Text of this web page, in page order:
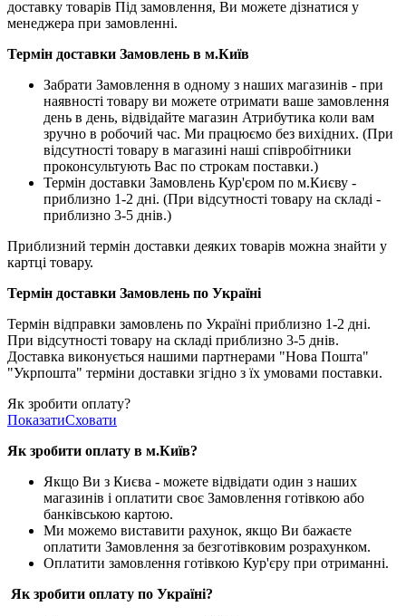
доставку товарів Під замовлення, Ви можете дізнатися у
менеджера при замовленні.
Термін доставки Замовлень в м.Київ
Забрати Замовлення в одному з наших магазинів - при
наявності товару ви можете отримати ваше замовлення
день в день, відвідайте магазин Атрибутика коли вам
зручно в робочий час. Ми працюємо без вихідних. (При
відсутності товару в магазині наші співробітники
проконсультують Вас по строкам поставки.)
Термін доставки Замовлень Кур'єром по м.Києву -
приблизно 1-2 дні. (При відсутності товару на складі -
приблизно 3-5 днів.)
Приблизний термін доставки деяких товарів можна знайти у
картці товару.
Термін доставки Замовлень по Україні
Термін відправки замовлень по Україні приблизно 1-2 дні.
При відсутності товару на складі приблизно 3-5 днів.
Доставка виконується нашими партнерами "Нова Пошта"
"Укрпошта" терміни доставки згідно з їх умовами поставки.
Як зробити оплату?
ПоказатиСховати
Як зробити оплату в м.Київ?
Якщо Ви з Києва - можете відвідати один з наших
магазинів і оплатити своє Замовлення готівкою або
банківською картою.
Ми можемо виставити рахунок, якщо Ви бажаєте
оплатити Замовлення за безготівковим розрахунком.
Оплатити замовлення готівкою Кур'єру при отриманні.
Як зробити оплату по Україні?